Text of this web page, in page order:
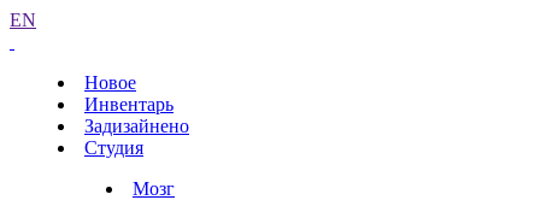
EN
Новое
Инвентарь
Задизайнено
Студия
Мозг